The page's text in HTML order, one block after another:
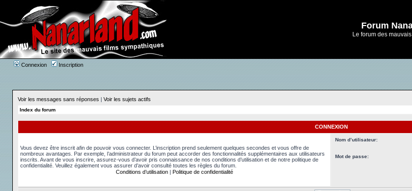
Forum
Le forum des
Connexion Inscription
Voir les messages sans réponses | Voir les sujets actifs
Index du forum
CONNEXION
Vous devez être inscrit afin de pouvoir vous connecter. L’inscription prend seulement quelques secondes et vous offre de
nombreux avantages. Par exemple, l’administrateur du forum peut accorder des fonctionnalités supplémentaires aux utilisateurs
inscrits. Avant de vous inscrire, assurez-vous d’avoir pris connaissance de nos conditions d’utilisation et de notre politique de
confidentialité. Veuillez également vous assurer d’avoir consulté toutes les règles du forum.
Conditions d’utilisation| Politique de confidentialité
Nom d’utilisateur:
Mot de passe: